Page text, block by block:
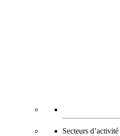
Secteurs d’activité